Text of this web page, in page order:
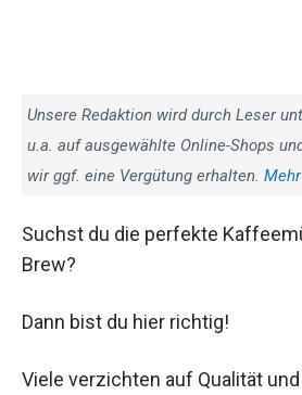
Unsere Redaktion wird durch Leser
u.a. auf ausgewählte Online-Shops
wir ggf. eine Vergütung erhalten.
Suchst du die perfekte
Brew?
Dann bist du hier richtig!
Viele verzichten auf Qualität